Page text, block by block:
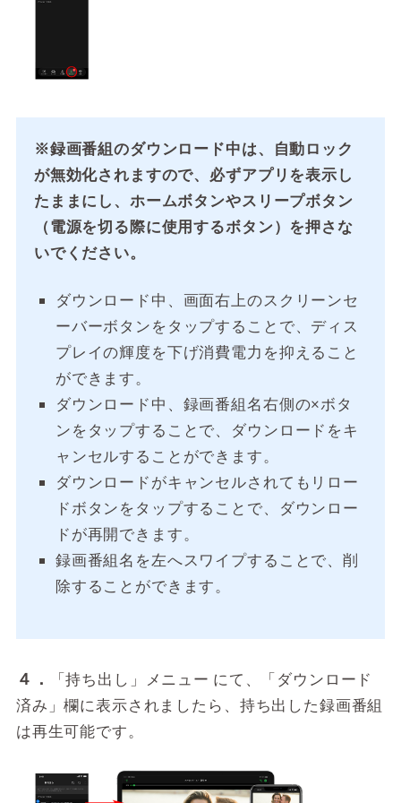
※録画番組のダウンロード中は、自動ロック
が無効化されますので、必ずアプリを表示し
たままにし、ホームボタンやスリープボタン
（電源を切る際に使用するボタン）を押さな
いでください。
ダウンロード中、画面右上のスクリーンセ
ーバーボタンをタップすることで、ディス
プレイの輝度を下げ消費電力を抑えること
ができます。
ダウンロード中、録画番組名右側の×ボタ
ンをタップすることで、ダウンロードをキ
ャンセルすることができます。
ダウンロードがキャンセルされてもリロー
ドボタンをタップすることで、ダウンロー
ドが再開できます。
録画番組名を左へスワイプすることで、削
除することができます。
４．
「持ち出し」メニュー にて、「ダウンロード
済み」欄に表示されましたら、持ち出した録画番組
は再生可能です。